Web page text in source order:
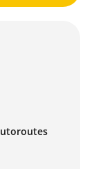
de
Afin de
qualité,